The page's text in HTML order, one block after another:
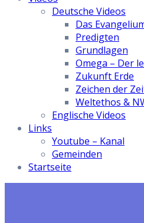
Deutsche Videos
Das
Predigten
Grundlagen
Omega – Der
Zukunft Erde
Zeichen der
Weltethos &
Englische Videos
Links
Youtube – Kanal
Gemeinden
Startseite